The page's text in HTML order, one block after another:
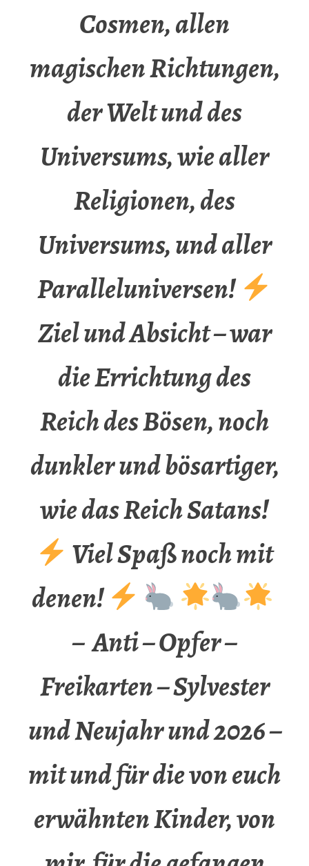
Cosmen, allen
magischen Richtungen,
der Welt und des
Universums, wie aller
Religionen, des
Universums, und aller
Paralleluniversen!
Ziel und Absicht – war
die Errichtung des
Reich des Bösen, noch
dunkler und bösartiger,
wie das Reich Satans!
Viel Spaß noch mit
denen!
– Anti – Opfer –
Freikarten – Sylvester
und Neujahr und 2026 –
mit und für die von euch
erwähnten Kinder, von